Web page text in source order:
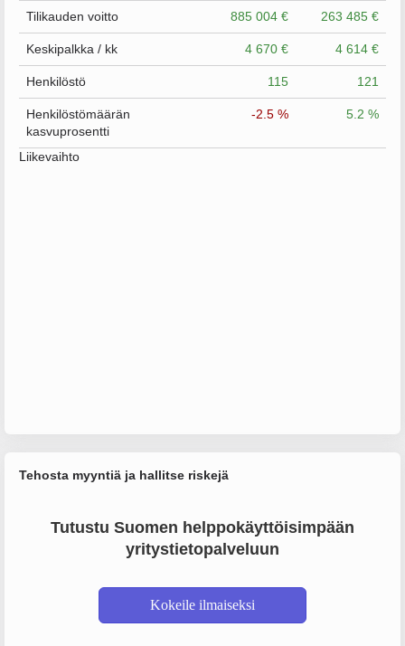
Tilikauden voitto 885 004 € 263 485 €
Keskipalkka / kk 4 670 € 4 614 €
Henkilöstö 115 121
Henkilöstömäärän
kasvuprosentti
-2.5 % 5.2 %
Liikevaihto
Tehosta myyntiä ja hallitse riskejä
Tutustu Suomen helppokäyttöisimpään
yritystietopalveluun
Kokeile ilmaiseksi